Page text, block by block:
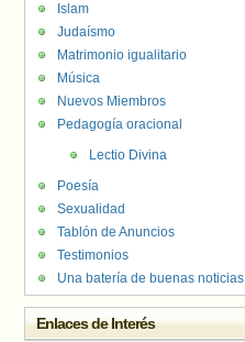
Islam
Judaísmo
Matrimonio igualitario
Música
Nuevos Miembros
Pedagogía oracional
Lectio Divina
Poesía
Sexualidad
Tablón de Anuncios
Testimonios
Una batería de buenas noticias
Enlaces de Interés